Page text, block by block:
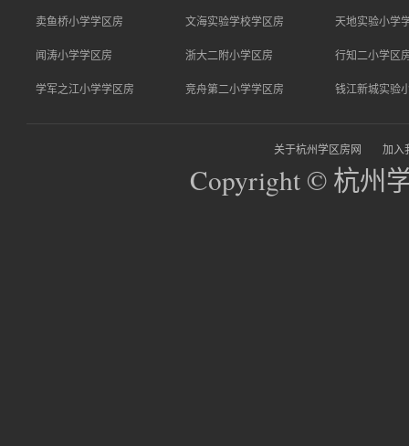
卖鱼桥小学学区房 文海实验学校学区房 天地实验小学
闻涛小学学区房 浙大二附小学区房 行知二小学区
学军之江小学学区房 竞舟第二小学学区房 钱江新城实验
关于杭州学区房网 加入
Copyright © 杭州